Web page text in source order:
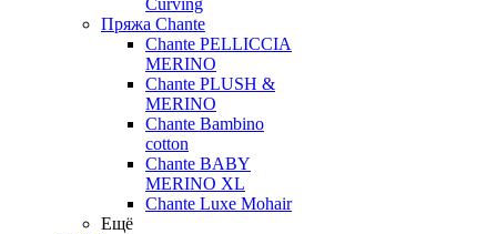
Curving
Пряжа Chante
Chante PELLICCIA
MERINO
Chante PLUSH &
MERINO
Chante Bambino
cotton
Chante BABY
MERINO XL
Chante Luxe Mohair
Ещё